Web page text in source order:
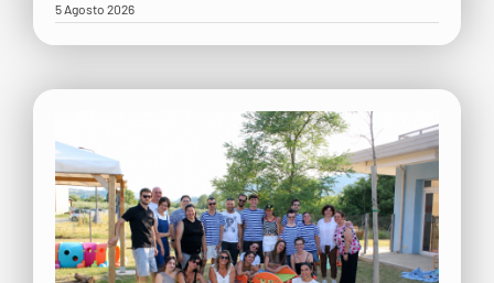
5 Agosto 2026